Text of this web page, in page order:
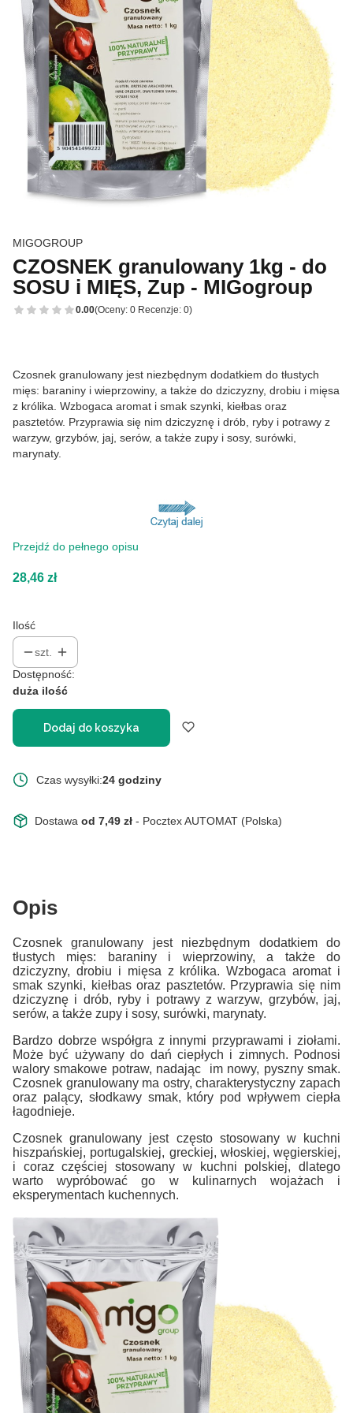
MIGOGROUP
CZOSNEK granulowany 1kg - do
SOSU i MIĘS, Zup - MIGogroup
0.00(Oceny: 0 Recenzje: 0)
Czosnek granulowany jest niezbędnym dodatkiem do tłustych
mięs: baraniny i wieprzowiny, a także do dziczyzny, drobiu i mięsa
z królika. Wzbogaca aromat i smak szynki, kiełbas oraz
pasztetów. Przyprawia się nim dziczyznę i drób, ryby i potrawy z
warzyw, grzybów, jaj, serów, a także zupy i sosy, surówki,
marynaty.
Przejdź do pełnego opisu
Cena
28,46 zł
Ilość
szt.
Dostępność:
duża ilość
Dodaj do koszyka
Czas wysyłki:24 godziny
Dostawa od 7,49 zł - Pocztex AUTOMAT (Polska)
Opis
Czosnek granulowany jest niezbędnym dodatkiem do
tłustych mięs: baraniny i wieprzowiny, a także do
dziczyzny, drobiu i mięsa z królika. Wzbogaca aromat i
smak szynki, kiełbas oraz pasztetów. Przyprawia się nim
dziczyznę i drób, ryby i potrawy z warzyw, grzybów, jaj,
serów, a także zupy i sosy, surówki, marynaty.
Bardzo dobrze współgra z innymi przyprawami i ziołami.
Może być używany do dań ciepłych i zimnych. Podnosi
walory smakowe potraw, nadając im nowy, pyszny smak.
Czosnek granulowany ma ostry, charakterystyczny zapach
oraz palący, słodkawy smak, który pod wpływem ciepła
łagodnieje.
Czosnek granulowany jest często stosowany w kuchni
hiszpańskiej, portugalskiej, greckiej, włoskiej, węgierskiej,
i coraz częściej stosowany w kuchni polskiej, dlatego
warto wypróbować go w kulinarnych wojażach i
eksperymentach kuchennych.